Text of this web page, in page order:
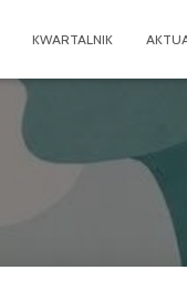
KWARTALNIK